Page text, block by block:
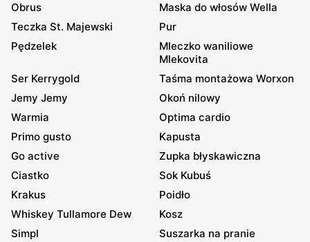
Obrus
Maska do włosów Wella
Teczka St. Majewski
Pur
Pędzelek
Mleczko waniliowe
Mlekovita
Ser Kerrygold
Taśma montażowa Worxon
Jemy Jemy
Okoń nilowy
Warmia
Optima cardio
Primo gusto
Kapusta
Go active
Zupka błyskawiczna
Ciastko
Sok Kubuś
Krakus
Poidło
Whiskey Tullamore Dew
Kosz
Simpl
Suszarka na pranie